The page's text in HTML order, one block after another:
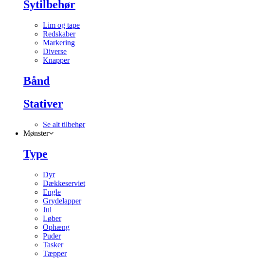
Sytilbehør
Lim og tape
Redskaber
Markering
Diverse
Knapper
Bånd
Stativer
Se alt tilbehør
Mønster
Type
Dyr
Dækkeserviet
Engle
Grydelapper
Jul
Løber
Ophæng
Puder
Tasker
Tæpper